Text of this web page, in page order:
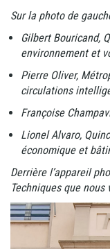
Sur la photo de
Gilbert Bouricand,
environnement et
Pierre Oliver,
circulations
Françoise
Lionel Alvaro,
économique et
Derrière l’appareil
Techniques que